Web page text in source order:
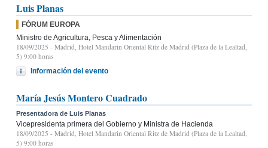
Luis Planas
FÓRUM EUROPA
Ministro de Agricultura, Pesca y Alimentación
18/09/2025 - Madrid, Hotel Mandarin Oriental Ritz de Madrid (Plaza de la Lealtad,
5) 9:00 horas
Información del evento
María Jesús Montero Cuadrado
Presentadora de Luis Planas
Vicepresidenta primera del Gobierno y Ministra de Hacienda
18/09/2025 - Madrid, Hotel Mandarin Oriental Ritz de Madrid (Plaza de la Lealtad,
5) 9:00 horas